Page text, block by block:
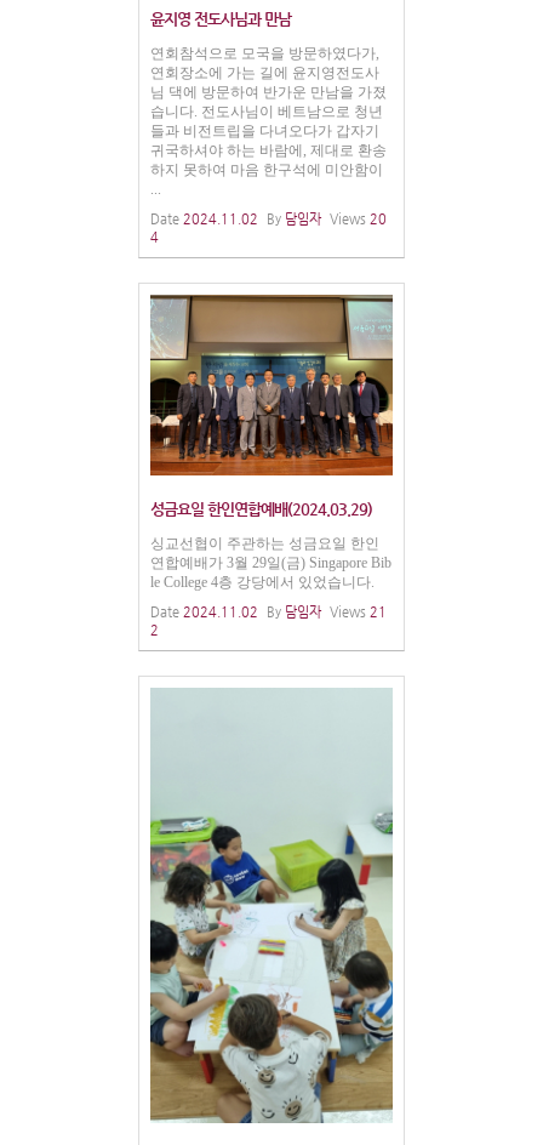
윤지영 전도사님과 만남
연회참석으로 모국을 방문하였다가,
연회장소에 가는 길에 윤지영전도사
님 댁에 방문하여 반가운 만남을 가졌
습니다. 전도사님이 베트남으로 청년
들과 비전트립을 다녀오다가 갑자기
귀국하셔야 하는 바람에, 제대로 환송
하지 못하여 마음 한구석에 미안함이
...
Date 2024.11.02 By 담임자 Views 20
4
성금요일 한인연합예배(2024.03.29)
싱교선협이 주관하는 성금요일 한인
연합예배가 3월 29일(금) Singapore Bib
le College 4층 강당에서 있었습니다.
Date 2024.11.02 By 담임자 Views 21
2